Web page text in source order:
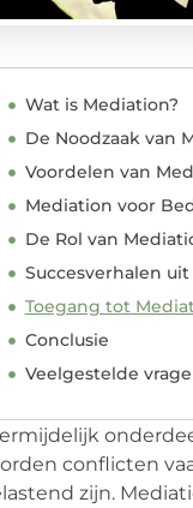
Wat is Mediation?
De Noodzaak van
Voordelen van
Mediation voor
De Rol van
Succesverhalen
Toegang tot
Conclusie
Veelgestelde
conflicten
zijn.